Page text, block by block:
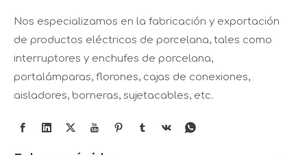
Nos especializamos en la fabricación y exportación
de productos eléctricos de porcelana, tales como
interruptores y enchufes de porcelana,
portalámparas, florones, cajas de conexiones,
aisladores, borneras, sujetacables, etc.